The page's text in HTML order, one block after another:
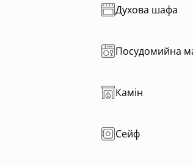
Духова шафа
Посудомийна
Камін
Сейф